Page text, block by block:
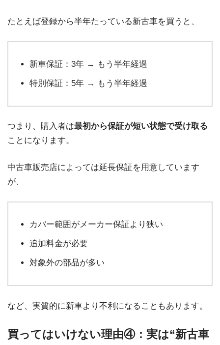
たとえば登録から半年たっている新古車を買うと、
新車保証：3年 → もう半年経過
特別保証：5年 → もう半年経過
つまり、購入者は最初から保証が短い状態で受け取る
ことになります。
中古車販売店によっては延長保証を用意しています
が、
カバー範囲がメーカー保証より狭い
追加料金が必要
対象外の部品が多い
など、実質的に新車より不利になることもあります。
買ってはいけない理由④：実は“新古車